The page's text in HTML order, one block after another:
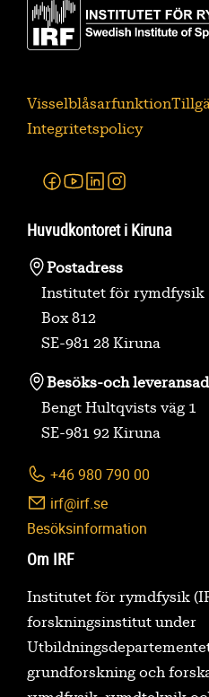
Visselblåsarfunktion
Integritetspolicy
Facebook
YoutubeLinkedin
Huvudkontoret i Kiruna
Postadress
Institutet för rymdfysik
Box 812
SE-981 28 Kiruna
Besöks-och
Bengt Hultqvists väg 1
SE-981 92 Kiruna
+46 980 790 00
irf@irf.se
Besöksinformation
Om IRF
Institutet för rymdfysik
forskningsinstitut under
grundforskning och